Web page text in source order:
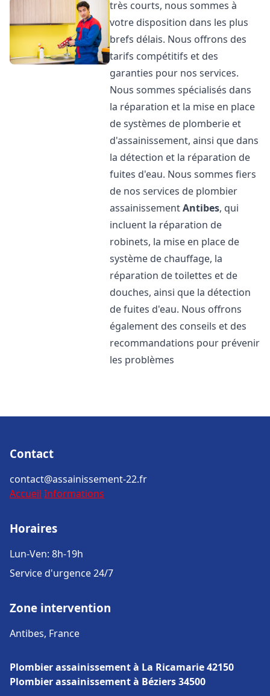
très courts, nous sommes à
votre disposition dans les plus
brefs délais. Nous offrons des
tarifs compétitifs et des
garanties pour nos services.
Nous sommes spécialisés dans
la réparation et la mise en place
de systèmes de plomberie et
d'assainissement, ainsi que dans
la détection et la réparation de
fuites d'eau. Nous sommes fiers
de nos services de plombier
assainissementAntibes, qui
incluent la réparation de
robinets, la mise en place de
système de chauffage, la
réparation de toilettes et de
douches, ainsi que la détection
de fuites d'eau. Nous offrons
également des conseils et des
recommandations pour prévenir
les problèmes
Contact
contact@assainissement-22.fr
Accueil Informations
Horaires
Lun-Ven: 8h-19h
Service d'urgence 24/7
Zone intervention
Antibes, France
Plombier assainissement à La Ricamarie 42150
Plombier assainissement à Béziers 34500